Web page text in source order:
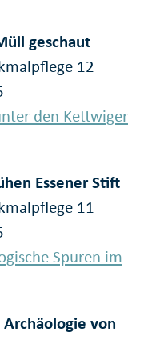
geschaut
12
den Kettwiger
Essener Stift
11
Spuren im
von